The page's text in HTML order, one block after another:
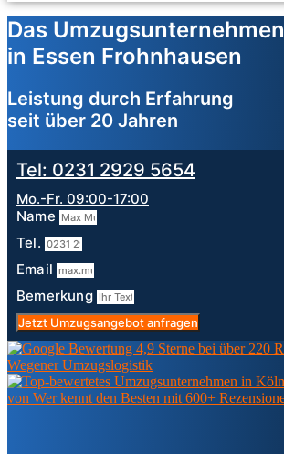
Das Umzugsunternehmen
in Essen Frohnhausen
Leistung durch Erfahrung
seit über 20 Jahren
Tel: 0231 2929 5654
Mo.-Fr. 09:00-17:00
Name
Tel.
Email
Bemerkung
Jetzt Umzugsangebot anfragen